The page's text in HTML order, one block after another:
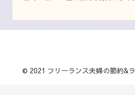
© 2021 フリーランス夫婦の節約&